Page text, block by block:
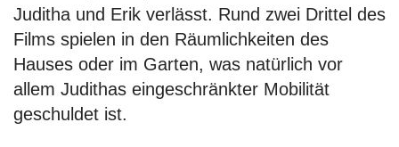
Juditha und Erik verlässt. Rund zwei Drittel des
Films spielen in den Räumlichkeiten des
Hauses oder im Garten, was natürlich vor
allem Judithas eingeschränkter Mobilität
geschuldet ist.